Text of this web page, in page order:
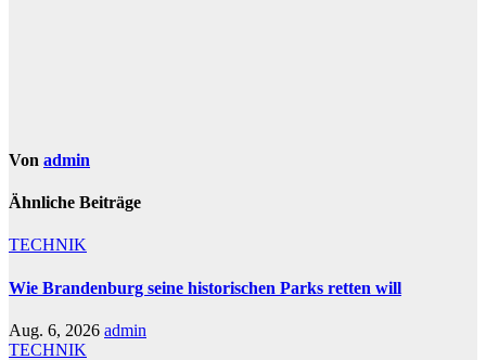
Von admin
Ähnliche Beiträge
TECHNIK
Wie Brandenburg seine historischen Parks retten will
Aug. 6, 2026 admin
TECHNIK